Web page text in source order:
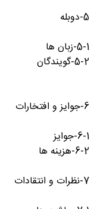
5-دوبله
5-1-زبان ها
5-2-گویندگان
6-جوایز و افتخارات
6-1-جوایز
6-2-هزینه ها
7-نظرات و انتقادات